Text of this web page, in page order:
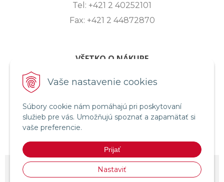
Vaše nastavenie cookies
Súbory cookie nám pomáhajú pri poskytovaní
služieb pre vás. Umožňujú spoznať a zapamätať si
vaše preferencie.
Prijať
Nastaviť
Tel: +421 2 40252101
Fax: +421 2 44872870
VŠETKO O NÁKUPE
ZASLANIE OTÁZKY
OBCHODNÉ PODMIENKY
REKLAMAČNÝ PORIADOK
© 2026 KOH-I-NOOR HARDTMUTH SLOVENSKO • e-shop